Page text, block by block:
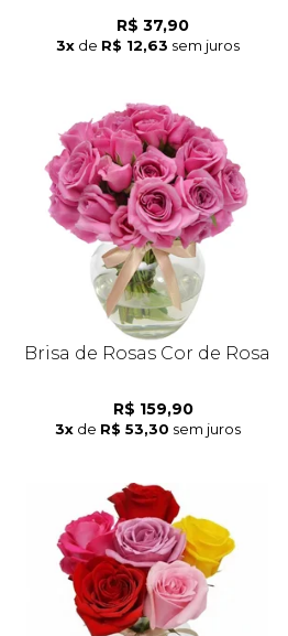
R$ 37,90
3x de R$ 12,63 sem juros
Brisa de Rosas Cor de Rosa
R$ 159,90
3x de R$ 53,30 sem juros